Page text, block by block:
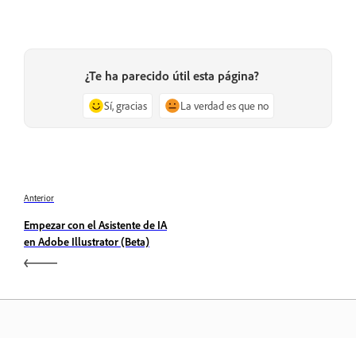
¿Te ha parecido útil esta página?
Sí, gracias La verdad es que no
Anterior
Empezar con el Asistente de IA
en Adobe Illustrator (Beta)